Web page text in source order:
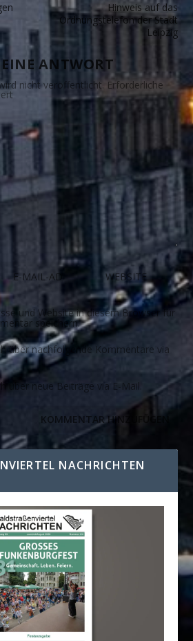
Hinweis auf das
Ordnungstelefon der Stadt
Leipzig
ANTWORT
nicht veröffentlicht. Erforderliche
und Website in diesem Browser für
speichern.
über nachfolgende Kommentare via
über neue Beiträge via E-Mail.
NACHRICHTEN A